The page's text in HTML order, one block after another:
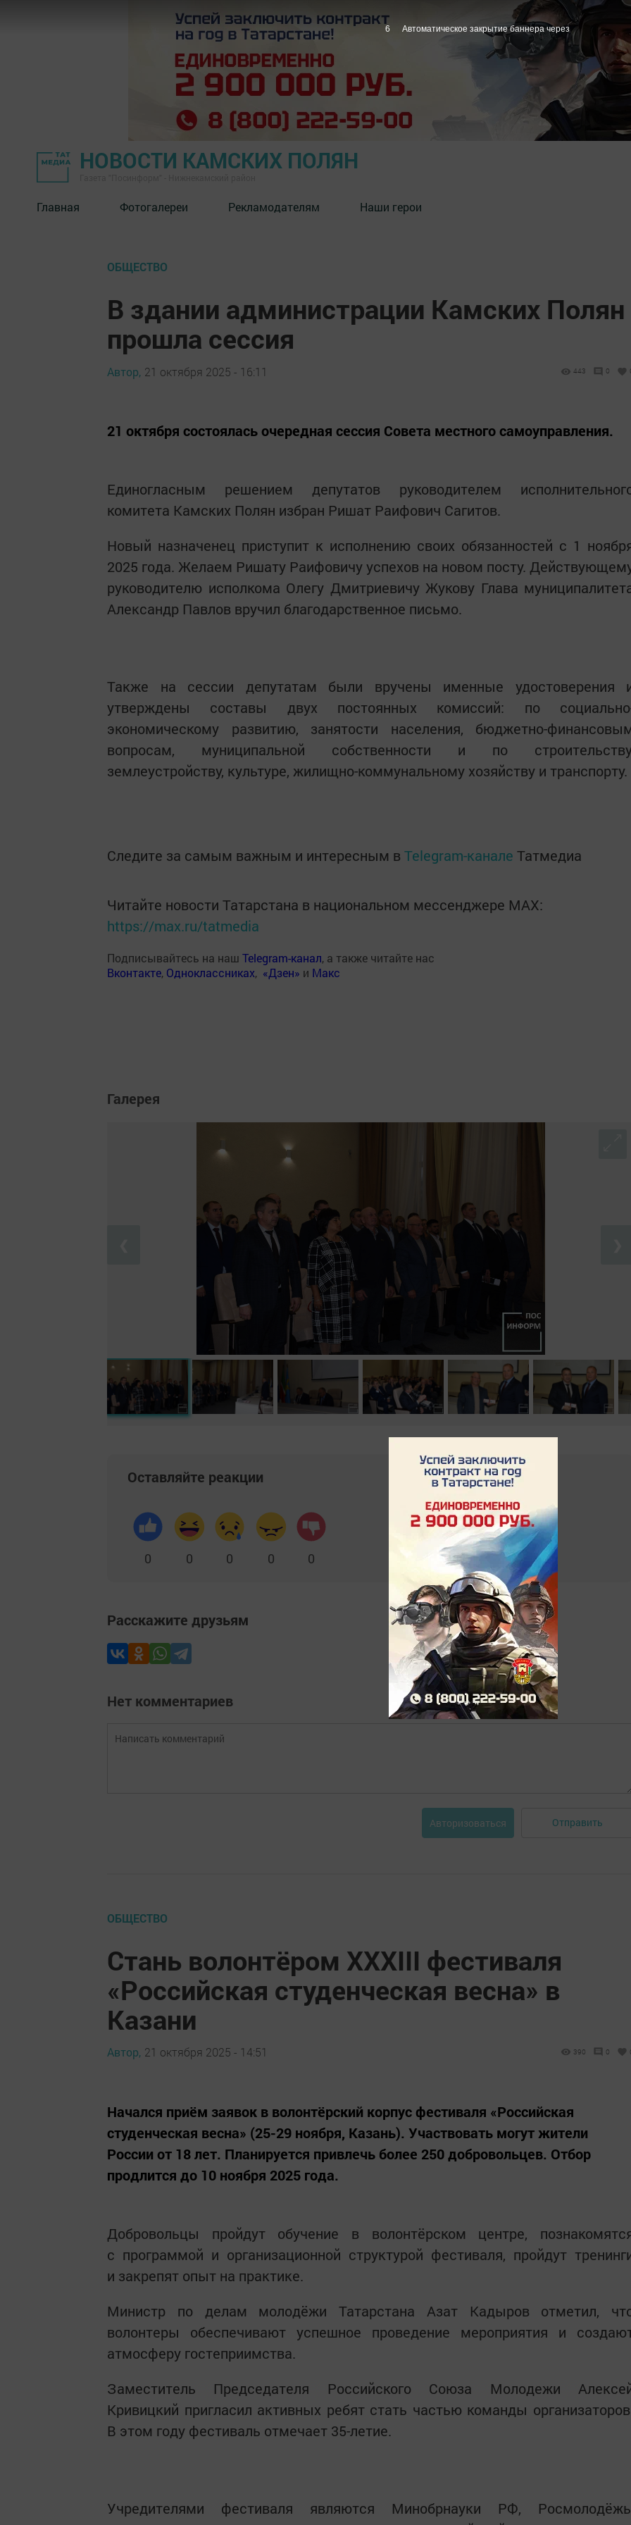
НОВОСТИ КАМСКИХ ПОЛЯН
Главная Фотогалереи Рекламодателям Наши герои
ОБЩЕСТВО
В здании администрации Камских Полян
прошла сессия
Автор, 21 октября 2025 - 16:11 443 0
21 октября состоялась очередная сессия Совета местного самоуправления.
Единогласным решением депутатов руководителем
комитета Камских Полян избран Ришат Раифович Сагитов.
Новый назначенец приступит к исполнению своих обязанностей с 1
2025 года. Желаем Ришату Раифовичу успехов на новом посту.
руководителю исполкома Олегу Дмитриевичу Жукову Глава
Александр Павлов вручил благодарственное письмо.
Также на сессии депутатам были вручены именные удостоверения
утверждены составы двух постоянных комиссий: по
экономическому развитию, занятости населения, бюджетно-
вопросам, муниципальной собственности и по
землеустройству, культуре, жилищно-коммунальному хозяйству и транспорту.
Следите за самым важным и интересным в Telegram-канале Татмедиа
Читайте новости Татарстана в национальном мессенджере MАХ:
https://max.ru/tatmedia
Подписывайтесь на наш Telegram-канал, а также читайте нас
Вконтакте, Одноклассниках, «Дзен» и Макс
Галерея
Оставляйте реакции
0 0 0 0 0
Расскажите друзьям
Нет комментариев
Авторизоваться Отправить
ОБЩЕСТВО
Стань волонтёром XXXIII фестиваля
«Российская студенческая весна» в
Казани
Автор, 21 октября 2025 - 14:51 390 0
Начался приём заявок в волонтёрский корпус фестиваля «Российская
студенческая весна» (25-29 ноября, Казань). Участвовать могут жители
России от 18 лет. Планируется привлечь более 250 добровольцев. Отбор
продлится до 10 ноября 2025 года.
Добровольцы пройдут обучение в волонтёрском центре,
с программой и организационной структурой фестиваля, пройдут
и закрепят опыт на практике.
Министр по делам молодёжи Татарстана Азат Кадыров отметил,
волонтеры обеспечивают успешное проведение мероприятия и
атмосферу гостеприимства.
Заместитель Председателя Российского Союза Молодежи
Кривицкий пригласил активных ребят стать частью команды
В этом году фестиваль отмечает 35-летие.
Учредителями фестиваля являются Минобрнауки РФ,
5 Автоматическое закрытие баннера через